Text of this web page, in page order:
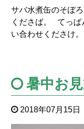
サバ水煮缶のそぼ
くださば。 てっぱ
い合わせくださけ。
暑中お
2018年07月15日